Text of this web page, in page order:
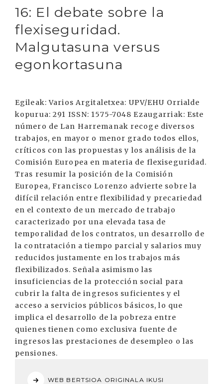
16: El debate sobre la
flexiseguridad.
Malgutasuna versus
egonkortasuna
Egileak: Varios Argitaletxea: UPV/EHU Orrialde
kopurua: 291 ISSN: 1575-7048 Ezaugarriak: Este
número de Lan Harremanak recoge diversos
trabajos, en mayor o menor grado todos ellos,
críticos con las propuestas y los análisis de la
Comisión Europea en materia de flexiseguridad.
Tras resumir la posición de la Comisión
Europea, Francisco Lorenzo advierte sobre la
difícil relación entre flexibilidad y precariedad
en el contexto de un mercado de trabajo
caracterizado por una elevada tasa de
temporalidad de los contratos, un desarrollo de
la contratación a tiempo parcial y salarios muy
reducidos justamente en los trabajos más
flexibilizados. Señala asimismo las
insuficiencias de la protección social para
cubrir la falta de ingresos suficientes y el
acceso a servicios públicos básicos, lo que
implica el desarrollo de la pobreza entre
quienes tienen como exclusiva fuente de
ingresos las prestaciones de desempleo o las
pensiones.
WEB BERTSIOA ORIGINALA IKUSI